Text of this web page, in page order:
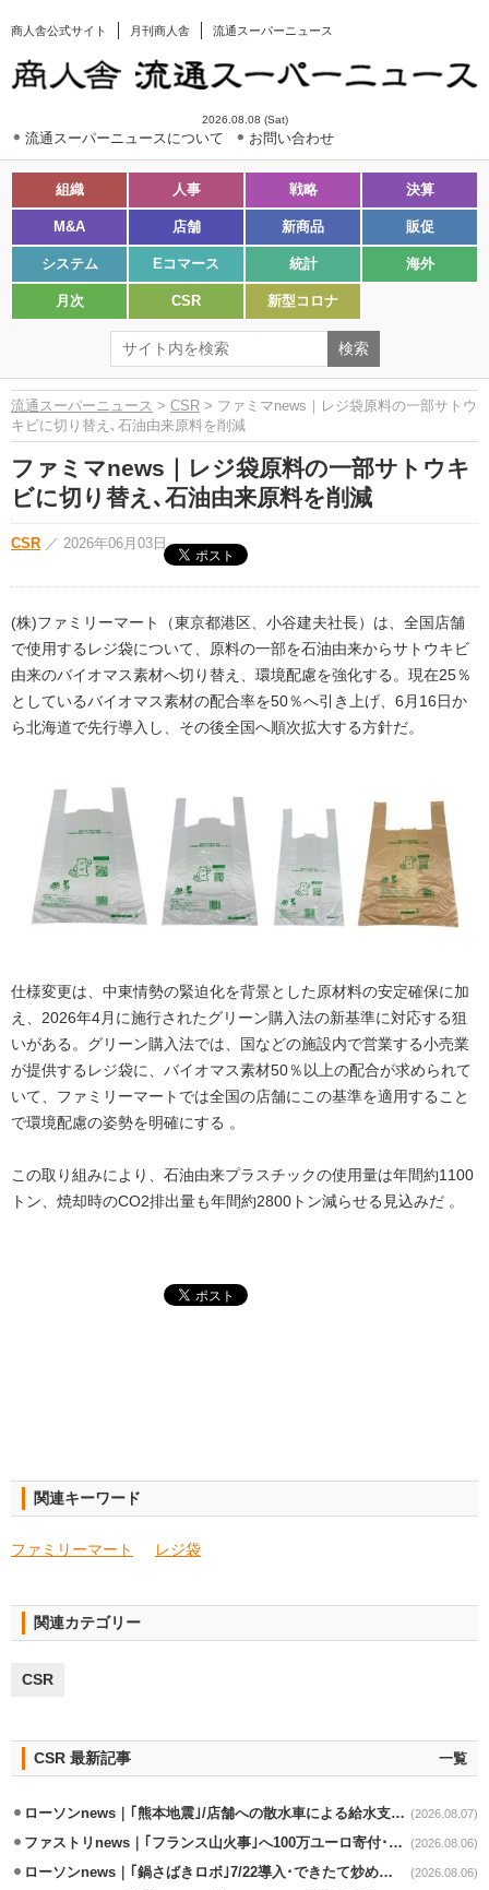
商人舎公式サイト 月刊商人舎 流通スーパーニュース
2026.08.08 (Sat)
流通スーパーニュースについて お問い合わせ
組織 人事 戦略 決算
M&A 店舗 新商品 販促
システム Eコマース 統計 海外
月次 CSR 新型コロナ
流通スーパーニュース > CSR > ファミマnews｜レジ袋原料の一部サトウ
キビに切り替え､石油由来原料を削減
ファミマnews｜レジ袋原料の一部サトウキ
ビに切り替え､石油由来原料を削減
CSR ／ 2026年06月03日
(株)ファミリーマート（東京都港区、小谷建夫社長）は、全国店舗
で使用するレジ袋について、原料の一部を石油由来からサトウキビ
由来のバイオマス素材へ切り替え、環境配慮を強化する。現在25％
としているバイオマス素材の配合率を50％へ引き上げ、6月16日か
ら北海道で先行導入し、その後全国へ順次拡大する方針だ。
仕様変更は、中東情勢の緊迫化を背景とした原材料の安定確保に加
え、2026年4月に施行されたグリーン購入法の新基準に対応する狙
いがある。グリーン購入法では、国などの施設内で営業する小売業
が提供するレジ袋に、バイオマス素材50％以上の配合が求められて
いて、ファミリーマートでは全国の店舗にこの基準を適用すること
で環境配慮の姿勢を明確にする 。
この取り組みにより、石油由来プラスチックの使用量は年間約1100
トン、焼却時のCO2排出量も年間約2800トン減らせる見込みだ 。
関連キーワード
ファミリーマート レジ袋
関連カテゴリー
CSR
CSR 最新記事 一覧
ローソンnews｜｢熊本地震｣/店舗への散水車による給水支援を開始 (2026.08.07)
ファストリnews｜｢フランス山火事｣へ100万ユーロ寄付･衣料5万点も提供 (2026.08.06)
ローソンnews｜｢鍋さばきロボ｣7/22導入･できたて炒めメニューを提供 (2026.08.06)